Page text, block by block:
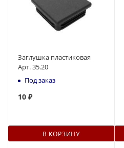
Заглушка пластиковая
Арт. 35.20
Под заказ
10 ₽
В КОРЗИНУ